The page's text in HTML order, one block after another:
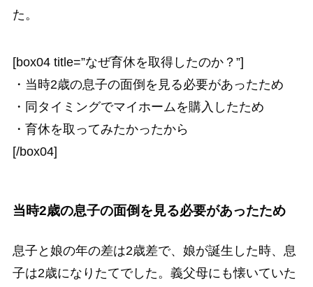
た。
[box04 title=”なぜ育休を取得したのか？”]
・当時2歳の息子の面倒を見る必要があったため
・同タイミングでマイホームを購入したため
・育休を取ってみたかったから
[/box04]
当時2歳の息子の面倒を見る必要があったため
息子と娘の年の差は2歳差で、娘が誕生した時、息
子は2歳になりたてでした。義父母にも懐いていた